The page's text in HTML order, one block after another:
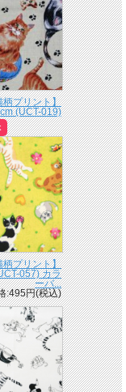
柄プリント】
(UCT-019)
柄プリント】
057) カラ
ーバ...
:495円(税込)